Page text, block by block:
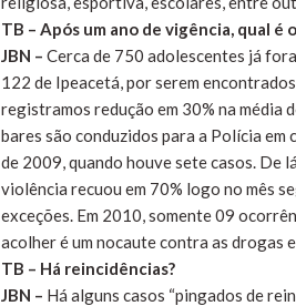
TB – Após um ano de vigência, qual é
JBN – Cerca de 750 adolescentes já
122 de Ipeacetá, por serem
registramos redução em 30% na média
bares são conduzidos para a Polícia
de 2009, quando houve sete casos. De
violência recuou em 70% logo no mês
exceções. Em 2010, somente 09
acolher é um nocaute contra as drogas
TB – Há reincidências?
JBN – Há alguns casos “pingados de